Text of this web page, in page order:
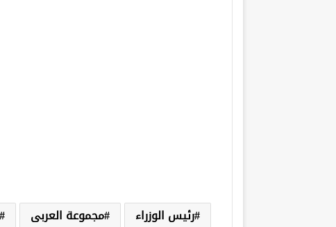
رئيس الوزراء مجموعة العربى